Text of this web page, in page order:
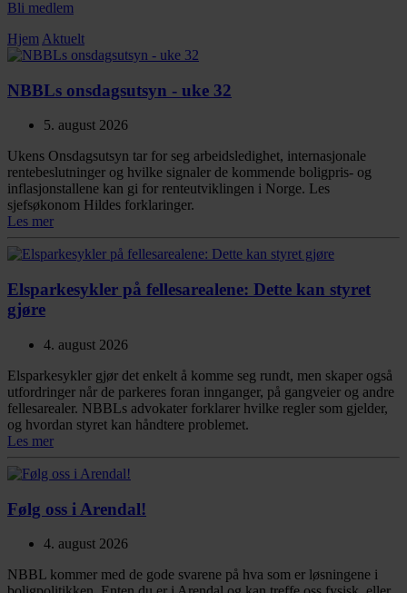
Bli medlem
Hjem Aktuelt
NBBLs onsdagsutsyn - uke 32
5. august 2026
Ukens Onsdagsutsyn tar for seg arbeidsledighet, internasjonale
rentebeslutninger og hvilke signaler de kommende boligpris- og
inflasjonstallene kan gi for renteutviklingen i Norge. Les
sjefsøkonom Hildes forklaringer.
Les mer
Elsparkesykler på fellesarealene: Dette kan styret
gjøre
4. august 2026
Elsparkesykler gjør det enkelt å komme seg rundt, men skaper også
utfordringer når de parkeres foran innganger, på gangveier og andre
fellesarealer. NBBLs advokater forklarer hvilke regler som gjelder,
og hvordan styret kan håndtere problemet.
Les mer
Følg oss i Arendal!
4. august 2026
NBBL kommer med de gode svarene på hva som er løsningene i